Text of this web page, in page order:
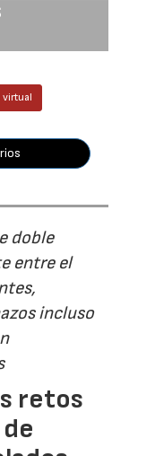
virtual
doble
entre el
incluso
retos